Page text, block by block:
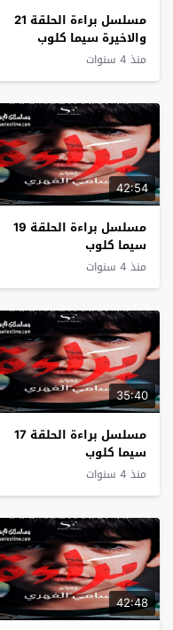
مسلسل براءة الحلقة 21
والاخيرة سيما كلوب
منذ 4 سنوات
42:54
مسلسل براءة الحلقة 19
سيما كلوب
منذ 4 سنوات
35:40
مسلسل براءة الحلقة 17
سيما كلوب
منذ 4 سنوات
42:48